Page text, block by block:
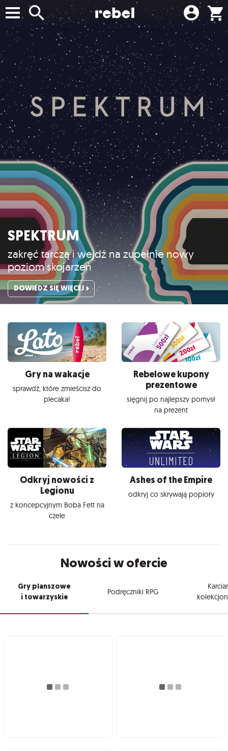
SPEKTRUM
zakręć tarczą i wejdź na zupełnie nowy
poziom skojarzeń
DOWIEDZ SIĘ WIĘCEJ
Gry na wakacje
sprawdź, które zmieścisz do
plecaka!
Rebelowe kupony
prezentowe
sięgnij po najlepszy pomysł
na prezent
Odkryj nowości z
Legionu
z koncepcyjnym Boba Fett na
czele
Ashes of the Empire
odkryj co skrywają popioły
Nowości w ofercie
Gry planszowe
i towarzyskie
Podręczniki RPG